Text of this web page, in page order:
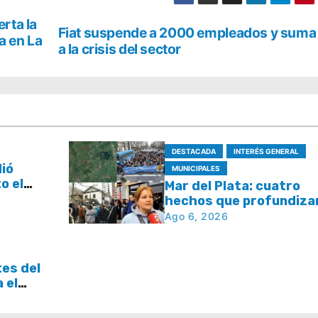
Fiat suspende a 2000 empleados y suma
a la crisis del sector
la
en La
el
plan
DESTACADA
INTERÉS GENERAL
MUNICIPALES
Mar del Plata: cuatro
hechos que
debate por la seguridad
Ago 6, 2026
del
el